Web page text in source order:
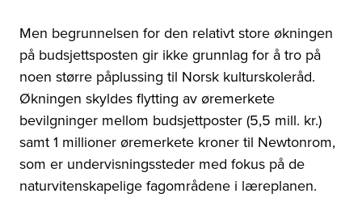
Men begrunnelsen for den relativt store økningen
på budsjettsposten gir ikke grunnlag for å tro på
noen større påplussing til Norsk kulturskoleråd.
Økningen skyldes flytting av øremerkete
bevilgninger mellom budsjettposter (5,5 mill. kr.)
samt 1 millioner øremerkete kroner til Newtonrom,
som er undervisningssteder med fokus på de
naturvitenskapelige fagområdene i læreplanen.